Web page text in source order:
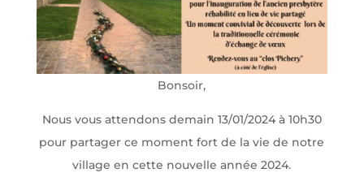
Bonsoir,
Nous vous attendons demain 13/01/2024 à 10h30
pour partager ce moment fort de la vie de notre
village en cette nouvelle année 2024.